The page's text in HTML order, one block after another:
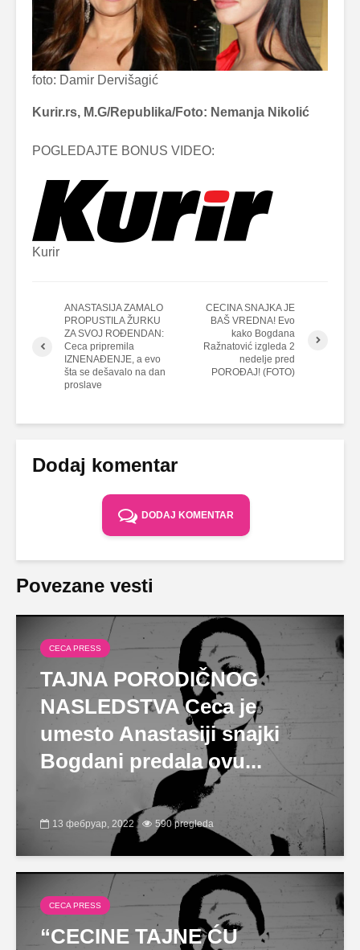
foto: Damir Dervišagić
Kurir.rs, M.G/Republika/Foto: Nemanja Nikolić
POGLEDAJTE BONUS VIDEO:
Kurir
ANASTASIJA ZAMALO
PROPUSTILA ŽURKU
ZA SVOJ ROĐENDAN:
Ceca pripremila
IZNENAĐENJE, a evo
šta se dešavalo na dan
proslave
CECINA SNAJKA JE
BAŠ VREDNA! Evo
kako Bogdana
Ražnatović izgleda 2
nedelje pred
POROĐAJ! (FOTO)
Dodaj komentar
DODAJ KOMENTAR
Povezane vesti
CECA PRESS
TAJNA PORODIČNOG
NASLEDSTVA Ceca je
umesto Anastasiji snajki
Bogdani predala ovu...
13 фебруар, 2022 590 pregleda
CECA PRESS
“CECINE TAJNE ĆU